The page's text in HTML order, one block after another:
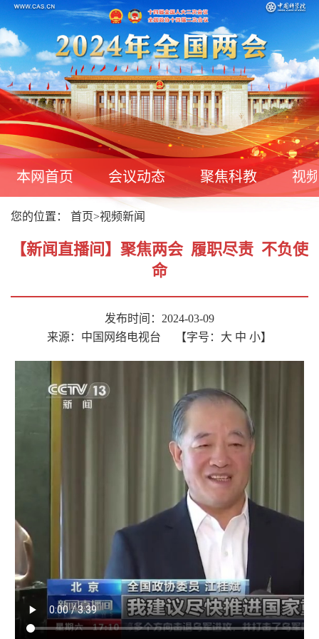
本网首页 会议动态 聚焦科教 视
您的位置： 首页>视频新闻
【新闻直播间】聚焦两会 履职尽责 不负使
命
发布时间：2024-03-09
来源：中国网络电视台
【字号： 大 中 小】